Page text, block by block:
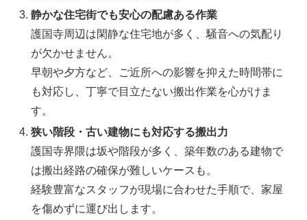
静かな住宅街でも安心の配慮ある作業
護国寺周辺は閑静な住宅地が多く、騒音への気配り
が欠かせません。
早朝や夕方など、ご近所への影響を抑えた時間帯に
も対応し、丁寧で目立たない搬出作業を心がけま
す。
狭い階段・古い建物にも対応する搬出力
護国寺界隈は坂や階段が多く、築年数のある建物で
は搬出経路の確保が難しいケースも。
経験豊富なスタッフが現場に合わせた手順で、家屋
を傷めずに運び出します。